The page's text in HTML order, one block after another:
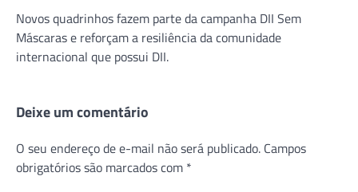
Novos quadrinhos fazem parte da campanha DII Sem
Máscaras e reforçam a resiliência da comunidade
internacional que possui DII.
Deixe um comentário
O seu endereço de e-mail não será publicado. Campos
obrigatórios são marcados com *